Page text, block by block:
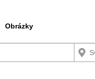
Obrázky